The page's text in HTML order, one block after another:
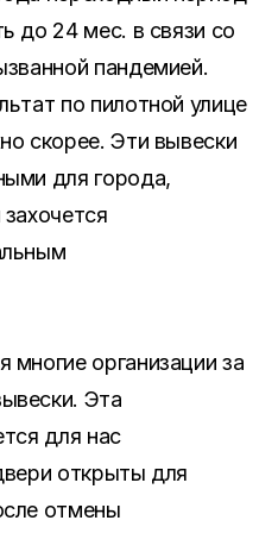
до 24 мес. в связи со
пандемией.
по пилотной улице
скорее. Эти вывески
для города,
организации за
Эта
для нас
открыты для
отмены